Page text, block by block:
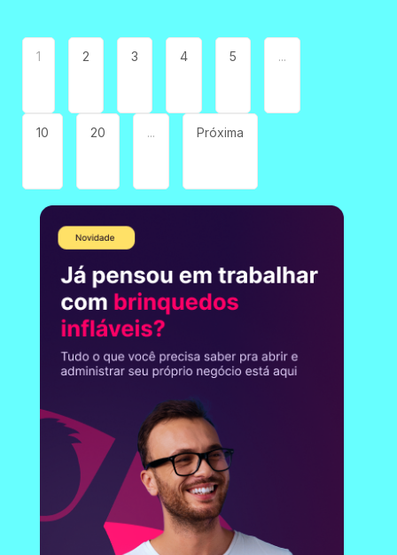
1 2 3 4 5 ...
10 20 ... Próxima